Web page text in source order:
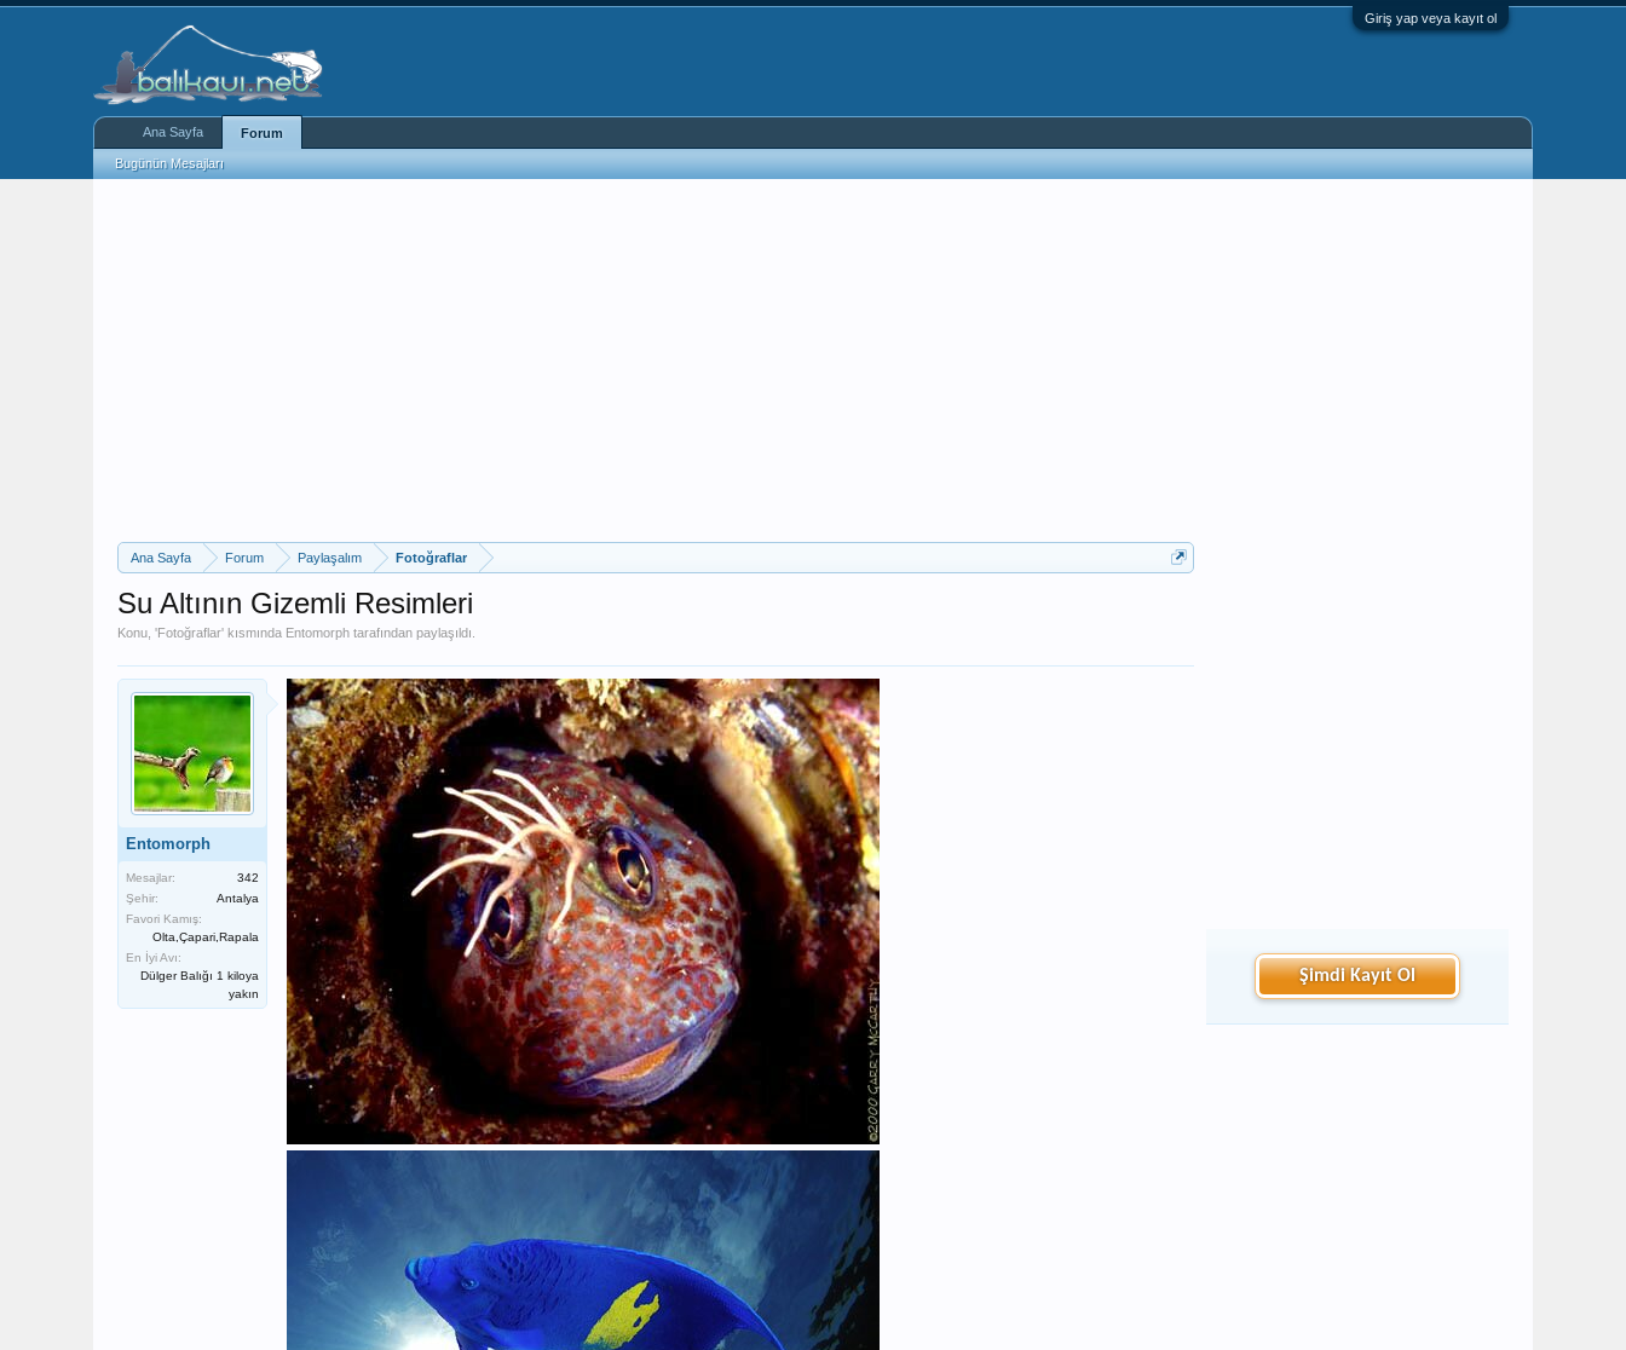
Giriş yap veya kayıt ol
Ana Sayfa Forum Paylaşalım Fotoğraflar
Su Altının Gizemli Resimleri
Konu, 'Fotoğraflar' kısmında Entomorph tarafından paylaşıldı.
Entomorph
Mesajlar:
342
Şehir:
Antalya
Favori Kamış:
Olta,Çapari,Rapala
En İyi Avı:
Dülger Balığı 1 kiloya
yakın
Şimdi Kayıt Ol
Ana Sayfa Forum
Bugünün Mesajları